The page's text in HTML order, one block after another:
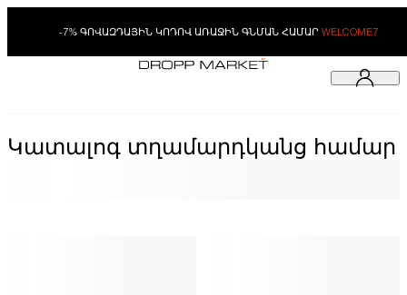
-7% ԳՈՎԱԶԴԱՅԻՆ ԿՈԴՈՎ ԱՌԱՋԻՆ ԳՆՄԱՆ ՀԱՄԱՐ WELCOME7
Կատալոգ տղամարդկանց համար